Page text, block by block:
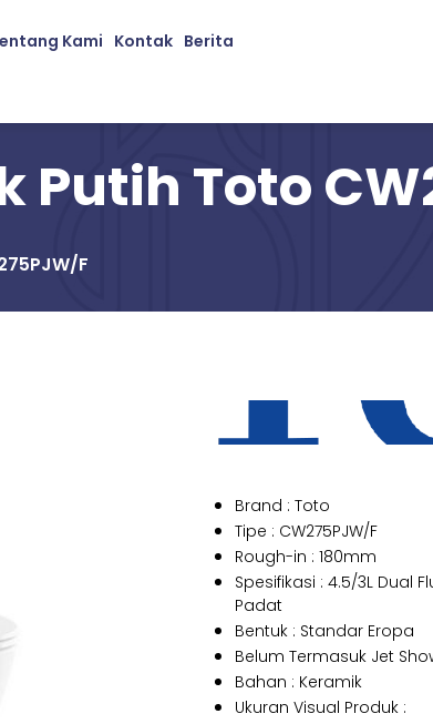
Kami Kontak Berita
Putih Toto
F
Brand : Toto
Tipe : CW275PJW/F
Rough-in : 180mm
Spesifikasi : 4.5/3L Dual
Padat
Bentuk : Standar Eropa
Belum Termasuk Jet
Bahan : Keramik
Ukuran Visual Produk :